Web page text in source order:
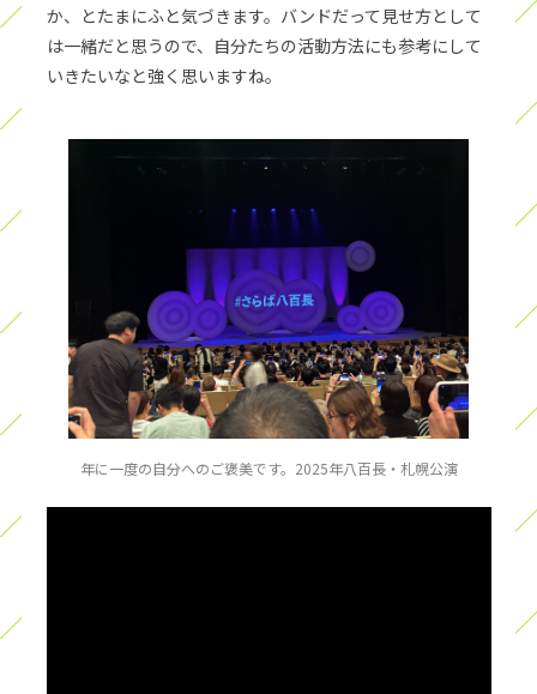
か、とたまにふと気づきます。バンドだって見せ方として
は一緒だと思うので、自分たちの活動方法にも参考にして
いきたいなと強く思いますね。
年に一度の自分へのご褒美です。2025年八百長・札幌公演